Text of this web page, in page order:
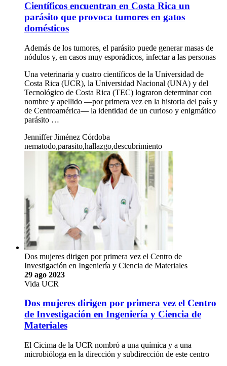
Científicos encuentran en Costa Rica un
parásito que provoca tumores en gatos
domésticos
Además de los tumores, el parásito puede generar masas de
nódulos y, en casos muy esporádicos, infectar a las personas
Una veterinaria y cuatro científicos de la Universidad de
Costa Rica (UCR), la Universidad Nacional (UNA) y del
Tecnológico de Costa Rica (TEC) lograron determinar con
nombre y apellido —por primera vez en la historia del país y
de Centroamérica— la identidad de un curioso y enigmático
parásito …
Jenniffer Jiménez Córdoba
nematodo,parasito,hallazgo,descubrimiento
Dos mujeres dirigen por primera vez el Centro de
Investigación en Ingeniería y Ciencia de Materiales
29 ago 2023
Vida UCR
Dos mujeres dirigen por primera vez el Centro
de Investigación en Ingeniería y Ciencia de
Materiales
El Cicima de la UCR nombró a una química y a una
microbióloga en la dirección y subdirección de este centro